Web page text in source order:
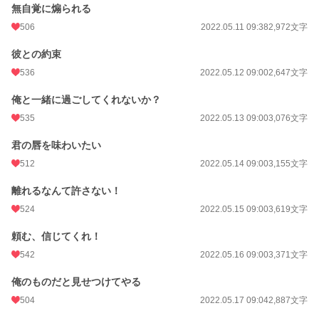
無自覚に煽られる
506 2022.05.11 09:382,972文字
彼との約束
536 2022.05.12 09:002,647文字
俺と一緒に過ごしてくれないか？
535 2022.05.13 09:003,076文字
君の唇を味わいたい
512 2022.05.14 09:003,155文字
離れるなんて許さない！
524 2022.05.15 09:003,619文字
頼む、信じてくれ！
542 2022.05.16 09:003,371文字
俺のものだと見せつけてやる
504 2022.05.17 09:042,887文字